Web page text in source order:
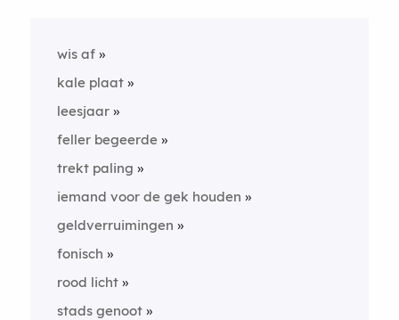
wis af
kale plaat
leesjaar
feller begeerde
trekt paling
iemand voor de gek houden
geldverruimingen
fonisch
rood licht
stads genoot